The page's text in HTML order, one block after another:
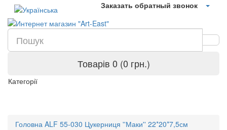
Заказать обратный звонок
Товарів 0 (0 грн.)
Категорії
Головна ALF 55-030 Цукерниця ''Маки'' 22*20*7,5см